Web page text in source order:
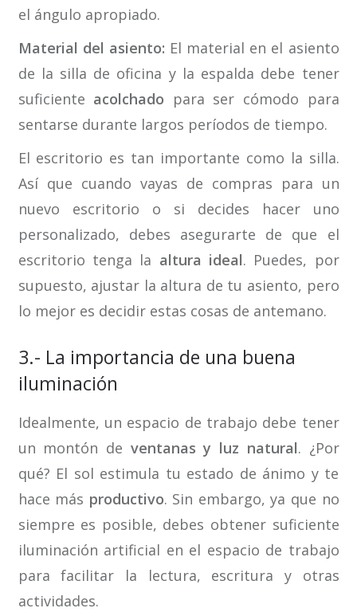
el ángulo apropiado.
Material del asiento: El material en el asiento
de la silla de oficina y la espalda debe tener
suficiente acolchado para ser cómodo para
sentarse durante largos períodos de tiempo.
El escritorio es tan importante como la silla.
Así que cuando vayas de compras para un
nuevo escritorio o si decides hacer uno
personalizado, debes asegurarte de que el
escritorio tenga la altura ideal. Puedes, por
supuesto, ajustar la altura de tu asiento, pero
lo mejor es decidir estas cosas de antemano.
3.- La importancia de una buena
iluminación
Idealmente, un espacio de trabajo debe tener
un montón de ventanas y luz natural. ¿Por
qué? El sol estimula tu estado de ánimo y te
hace más productivo. Sin embargo, ya que no
siempre es posible, debes obtener suficiente
iluminación artificial en el espacio de trabajo
para facilitar la lectura, escritura y otras
actividades.